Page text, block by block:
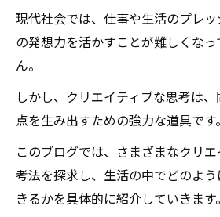
現代社会では、仕事や生活のプレ
の発想力を活かすことが難しくな
ん。
しかし、クリエイティブな思考は
点を生み出すための強力な道具です。
このブログでは、さまざまなクリ
考法を探求し、生活の中でどのよ
きるかを具体的に紹介していきます。